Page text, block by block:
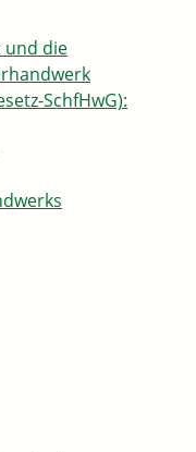
und die
SchfHwG):